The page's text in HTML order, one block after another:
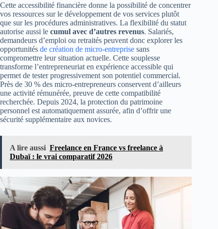
Cette accessibilité financière donne la possibilité de concentrer
vos ressources sur le développement de vos services plutôt
que sur les procédures administratives. La flexibilité du statut
autorise aussi le cumul avec d’autres revenus. Salariés,
demandeurs d’emploi ou retraités peuvent donc explorer les
opportunités de création de micro-entreprise sans
compromettre leur situation actuelle. Cette souplesse
transforme l’entrepreneuriat en expérience accessible qui
permet de tester progressivement son potentiel commercial.
Près de 30 % des micro-entrepreneurs conservent d’ailleurs
une activité rémunérée, preuve de cette compatibilité
recherchée. Depuis 2024, la protection du patrimoine
personnel est automatiquement assurée, afin d’offrir une
sécurité supplémentaire aux novices.
A lire aussi Freelance en France vs freelance à
Dubaï : le vrai comparatif 2026